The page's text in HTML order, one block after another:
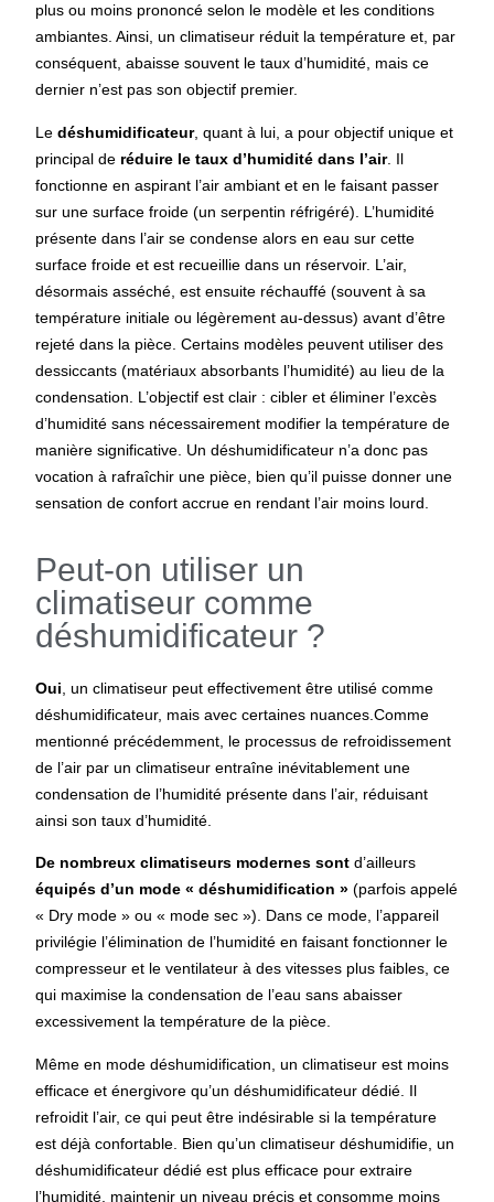
plus ou moins prononcé selon le modèle et les conditions
ambiantes. Ainsi, un climatiseur réduit la température et, par
conséquent, abaisse souvent le taux d’humidité, mais ce
dernier n’est pas son objectif premier.
Ledéshumidificateur, quant à lui, a pour objectif unique et
principal de réduire le taux d’humidité dans l’air. Il
fonctionne en aspirant l’air ambiant et en le faisant passer
sur une surface froide (un serpentin réfrigéré). L’humidité
présente dans l’air se condense alors en eau sur cette
surface froide et est recueillie dans un réservoir. L’air,
désormais asséché, est ensuite réchauffé (souvent à sa
température initiale ou légèrement au-dessus) avant d’être
rejeté dans la pièce. Certains modèles peuvent utiliser des
dessiccants (matériaux absorbants l’humidité) au lieu de la
condensation. L’objectif est clair : cibler et éliminer l’excès
d’humidité sans nécessairement modifier la température de
manière significative. Un déshumidificateur n’a donc pas
vocation à rafraîchir une pièce, bien qu’il puisse donner une
sensation de confort accrue en rendant l’air moins lourd.
Peut-on utiliser un
climatiseur comme
déshumidificateur ?
Oui , un climatiseur peut effectivement être utilisé comme
déshumidificateur, mais avec certaines nuances.Comme
mentionné précédemment, le processus de refroidissement
de l’air par un climatiseur entraîne inévitablement une
condensation de l’humidité présente dans l’air, réduisant
ainsi son taux d’humidité.
De nombreux climatiseurs modernes sontd’ailleurs
équipés d’un mode « déshumidification » (parfois appelé
« Dry mode » ou « mode sec »). Dans ce mode, l’appareil
privilégie l’élimination de l’humidité en faisant fonctionner le
compresseur et le ventilateur à des vitesses plus faibles, ce
qui maximise la condensation de l’eau sans abaisser
excessivement la température de la pièce.
Même en mode déshumidification, un climatiseur est moins
efficace et énergivore qu’un déshumidificateur dédié. Il
refroidit l’air, ce qui peut être indésirable si la température
est déjà confortable. Bien qu’un climatiseur déshumidifie, un
déshumidificateur dédié est plus efficace pour extraire
l’humidité, maintenir un niveau précis et consomme moins